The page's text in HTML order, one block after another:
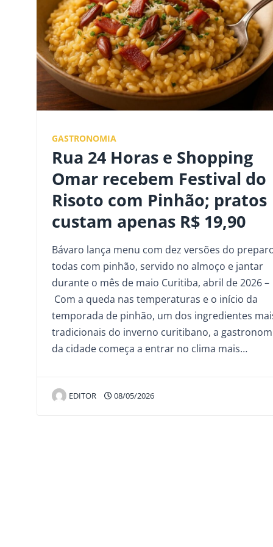
GASTRONOMIA
Rua 24 Horas e Shopping
Omar recebem Festival do
Risoto com Pinhão; pratos
custam apenas R$ 19,90
Bávaro lança menu com dez versões do
todas com pinhão, servido no almoço e jantar
durante o mês de maio Curitiba, abril de 2026 –
Com a queda nas temperaturas e o início da
temporada de pinhão, um dos ingredientes
tradicionais do inverno curitibano, a
da cidade começa a entrar no clima mais…
EDITOR 08/05/2026